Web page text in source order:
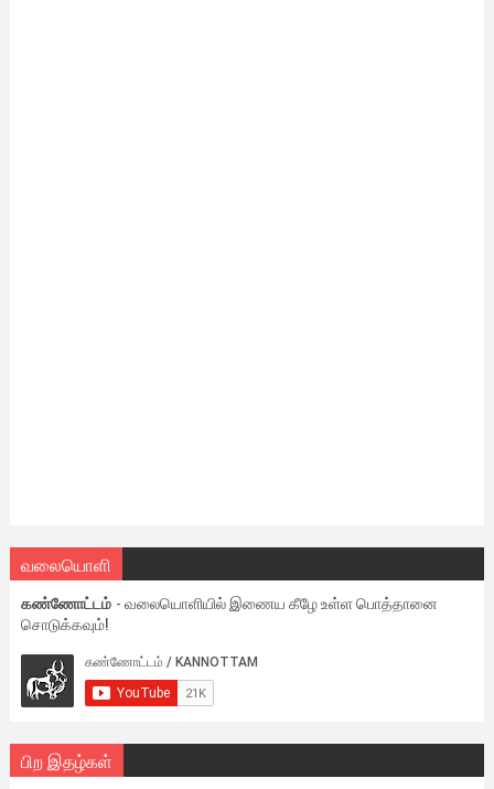
வலையொளி
கண்ணோட்டம் - வலையொளியில் இணைய கீழே உள்ள பொத்தானை
சொடுக்கவும்!
பிற இதழ்கள்